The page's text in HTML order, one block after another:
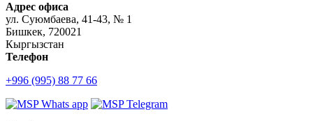
Адрес офиса
ул. Суюмбаева, 41-43, № 1
Бишкек, 720021
Кыргызстан
Телефон
+996 (995) 88 77 66